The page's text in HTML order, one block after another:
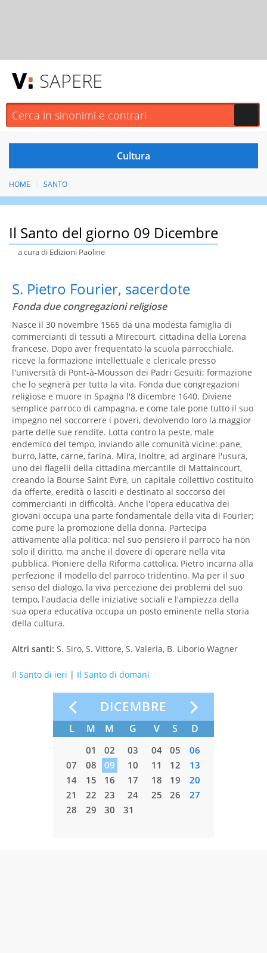
SAPERE
HOME SANTO
Il Santo del giorno 09 Dicembre
a cura di Edizioni Paoline
S. Pietro Fourier, sacerdote
Fonda due congregazioni religiose
Nasce il 30 novembre 1565 da una modesta famiglia di
commercianti di tessuti a Mirecourt, cittadina della Lorena
francese. Dopo aver frequentato la scuola parrocchiale,
riceve la formazione intellettuale e clericale presso
l'università di Pont-à-Mousson dei Padri Gesuiti; formazione
che lo segnerà per tutta la vita. Fonda due congregazioni
religiose e muore in Spagna l'8 dicembre 1640. Diviene
semplice parroco di campagna, e come tale pone tutto il suo
impegno nel soccorrere i poveri, devolvendo loro la maggior
parte delle sue rendite. Lotta contro la peste, male
endemico del tempo, inviando alle comunità vicine: pane,
burro, latte, carne, farina. Mira, inoltre, ad arginare l'usura,
uno dei flagelli della cittadina mercantile di Mattaincourt,
creando la Bourse Saint Evre, un capitale collettivo costituito
da offerte, eredità o lasciti e destinato al soccorso dei
commercianti in difficoltà. Anche l'opera educativa dei
giovani occupa una parte fondamentale della vita di Fourier;
come pure la promozione della donna. Partecipa
attivamente alla politica: nel suo pensiero il parroco ha non
solo il diritto, ma anche il dovere di operare nella vita
pubblica. Pioniere della Riforma cattolica, Pietro incarna alla
perfezione il modello del parroco tridentino. Ma per il suo
senso del dialogo, la viva percezione dei problemi del suo
tempo, l'audacia delle iniziative sociali e l'ampiezza della
sua opera educativa occupa un posto eminente nella storia
della cultura.
Altri santi: S. Siro, S. Vittore, S. Valeria, B. Liborio Wagner
Il Santo di ieri | Il Santo di domani
DICEMBRE
L M M G V S D
01 02 03 04 05
06
07
08 09 10 11 12
13
14
15 16 17 18 19
20
21
22 23 24 25 26
27
28
29 30 31